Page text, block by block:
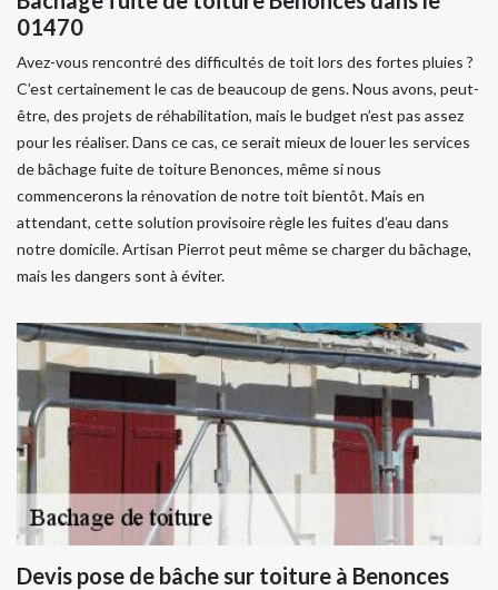
01470
Avez-vous rencontré des difficultés de toit lors des fortes pluies ?
C’est certainement le cas de beaucoup de gens. Nous avons, peut-
être, des projets de réhabilitation, mais le budget n’est pas assez
pour les réaliser. Dans ce cas, ce serait mieux de louer les services
de bâchage fuite de toiture Benonces, même si nous
commencerons la rénovation de notre toit bientôt. Mais en
attendant, cette solution provisoire règle les fuites d’eau dans
notre domicile. Artisan Pierrot peut même se charger du bâchage,
mais les dangers sont à éviter.
Devis pose de bâche sur toiture à Benonces